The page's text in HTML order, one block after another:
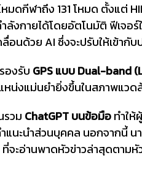
มดกีฬาถึง 131 โหมด ตั้งแต่
งกายได้โดยอัตโนมัติ ฟีเจอ
ลื่อนด้วย AI ซึ่งจะปรับให้เข้า
องรับ GPS แบบ Dual-band
แหน่งแม่นยำยิ่งขึ้นในสภาพแว
วม ChatGPT บนข้อมือทำให้
แนะนำส่วนบุคคล นอกจากนี้
จะอ่านพาดหัวข่าวล่าสุดตาม